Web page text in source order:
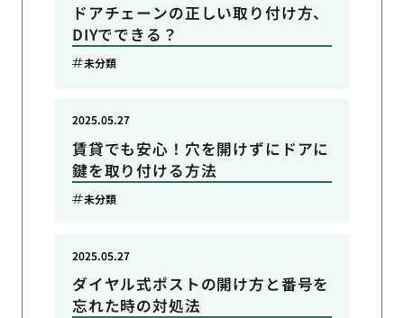
ドアチェーンの正しい取り付け方、
DIYでできる？
未分類
賃貸でも安心！穴を開けずにドアに
鍵を取り付ける方法
2025.05.27
未分類
ダイヤル式ポストの開け方と番号を
忘れた時の対処法
2025.05.27